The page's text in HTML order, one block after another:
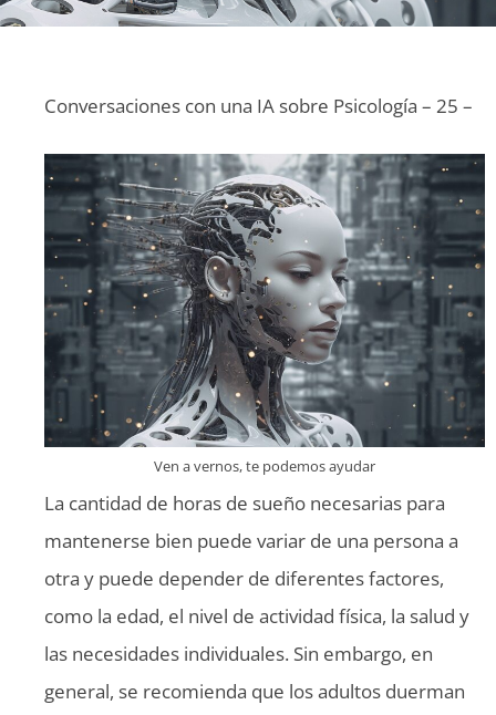
Conversaciones con una IA sobre Psicología – 25 –
Ven a vernos, te podemos ayudar
La cantidad de horas de sueño necesarias para
mantenerse bien puede variar de una persona a
otra y puede depender de diferentes factores,
como la edad, el nivel de actividad física, la salud y
las necesidades individuales. Sin embargo, en
general, se recomienda que los adultos duerman